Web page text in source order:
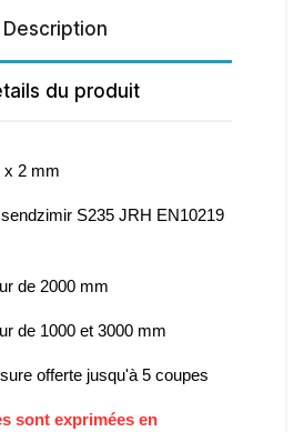
Description
du produit
x 2 mm
S235 JRH EN10219
de 2000 mm
de 1000 et 3000 mm
offerte jusqu'à 5 coupes
sont exprimées en